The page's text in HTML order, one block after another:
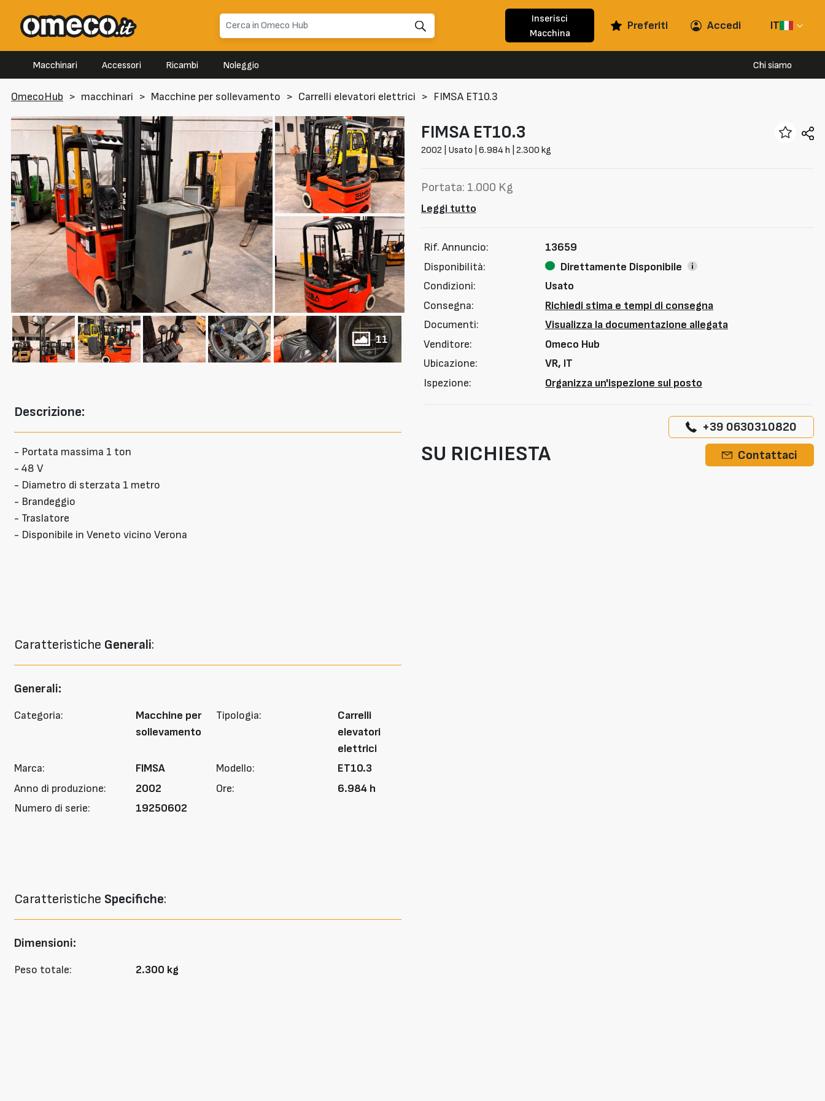
Inserisci
Macchina
Preferiti Accedi IT
Macchinari Accessori Ricambi Noleggio Chi siamo
OmecoHub > macchinari > Macchine per sollevamento > Carrelli elevatori elettrici > FIMSA ET10.3
11
Descrizione:
- Portata massima 1 ton
- 48 V
- Diametro di sterzata 1 metro
- Brandeggio
- Traslatore
- Disponibile in Veneto vicino Verona
Caratteristiche Generali:
Generali:
Categoria:
Macchine per
sollevamento
Tipologia:
Carrelli
elevatori
elettrici
Marca:
FIMSA Modello:
ET10.3
Anno di produzione:
2002 Ore:
6.984 h
Numero di serie:
19250602
Caratteristiche Specifiche:
Dimensioni:
Peso totale: 2.300 kg
FIMSAET10.3
2002 | Usato | 6.984 h | 2.300 kg
Portata: 1.000 Kg
Leggi tutto
Rif. Annuncio:
13659
Disponibilità:
Direttamente Disponibile
Condizioni:
Usato
Consegna:
Richiedi stima e tempi di consegna
Documenti:
Visualizza la documentazione allegata
Venditore:
Omeco Hub
Ubicazione:
VR, IT
Ispezione:
Organizza un'ispezione sul posto
SU RICHIESTA
+39 0630310820
Contattaci